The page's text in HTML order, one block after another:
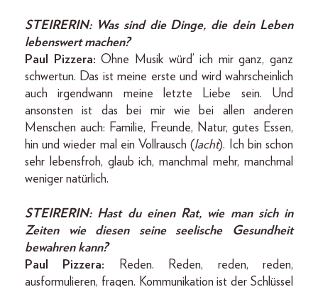
STEIRERIN: Was sind die Dinge, die dein Leben
lebenswert machen?
Paul Pizzera:Ohne Musik würd’ ich mir ganz, ganz
schwertun. Das ist meine erste und wird wahrscheinlich
auch irgendwann meine letzte Liebe sein. Und
ansonsten ist das bei mir wie bei allen anderen
Menschen auch: Familie, Freunde, Natur, gutes Essen,
hin und wieder mal ein Vollrausch (lacht). Ich bin schon
sehr lebensfroh, glaub ich, manchmal mehr, manchmal
weniger natürlich.
STEIRERIN: Hast du einen Rat, wie man sich in
Zeiten wie diesen seine seelische Gesundheit
bewahren kann?
Paul Pizzera:
Reden. Reden, reden, reden,
ausformulieren, fragen. Kommunikation ist der Schlüssel